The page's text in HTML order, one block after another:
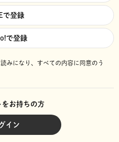
で登録
で登録
みになり、 すべての内容に同意のう
をお持ちの方
イン